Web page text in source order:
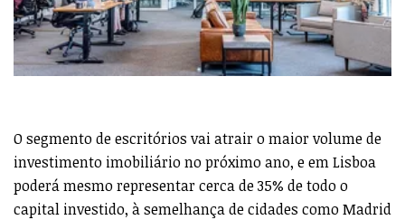
O segmento de escritórios vai atrair o maior volume de
investimento imobiliário no próximo ano, e em Lisboa
poderá mesmo representar cerca de 35% de todo o
capital investido, à semelhança de cidades como Madrid